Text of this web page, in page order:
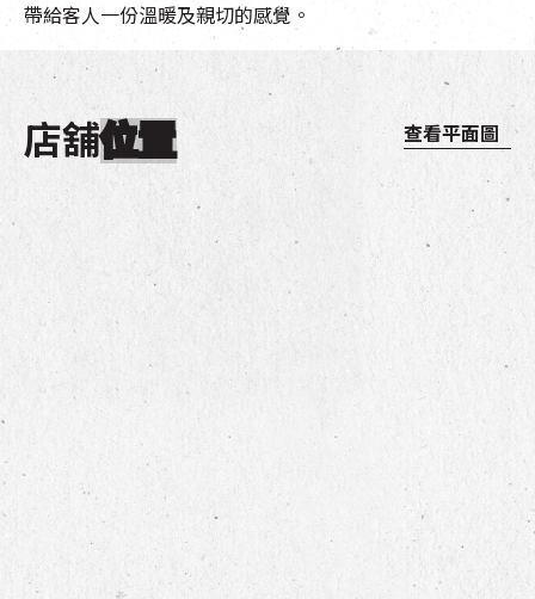
帶給客人一份溫暖及親切的感覺。
店舖位置 查看平面圖